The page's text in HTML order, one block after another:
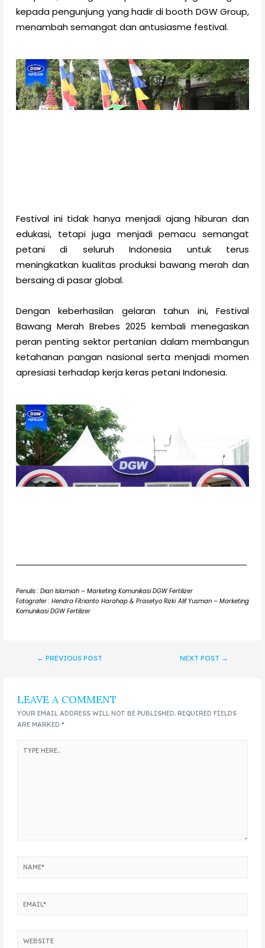
kepada pengunjung yang hadir di booth DGW Group,
menambah semangat dan antusiasme festival.
Festival ini tidak hanya menjadi ajang hiburan dan
edukasi, tetapi juga menjadi pemacu semangat
petani di seluruh Indonesia untuk terus
meningkatkan kualitas produksi bawang merah dan
bersaing di pasar global.
Dengan keberhasilan gelaran tahun ini, Festival
Bawang Merah Brebes 2025 kembali menegaskan
peran penting sektor pertanian dalam membangun
ketahanan pangan nasional serta menjadi momen
apresiasi terhadap kerja keras petani Indonesia.
Penulis : Dian Islamiah – Marketing Komunikasi DGW Fertilizer
Fotografer : Hendra Fitrianto Harahap & Prasetyo Rizki Alif Yusman – Marketing
Komunikasi DGW Fertilizer
← PREVIOUS POST NEXT POST →
LEAVE A COMMENT
YOUR EMAIL ADDRESS WILL NOT BE PUBLISHED. REQUIRED FIELDS
ARE MARKED*